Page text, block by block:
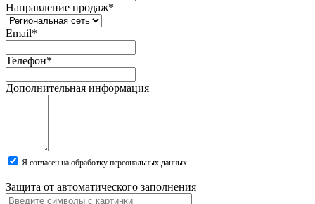
Направление продаж*
Email*
Телефон*
Дополнительная информация
Я согласен на обработку персональных данных
Защита от автоматического заполнения